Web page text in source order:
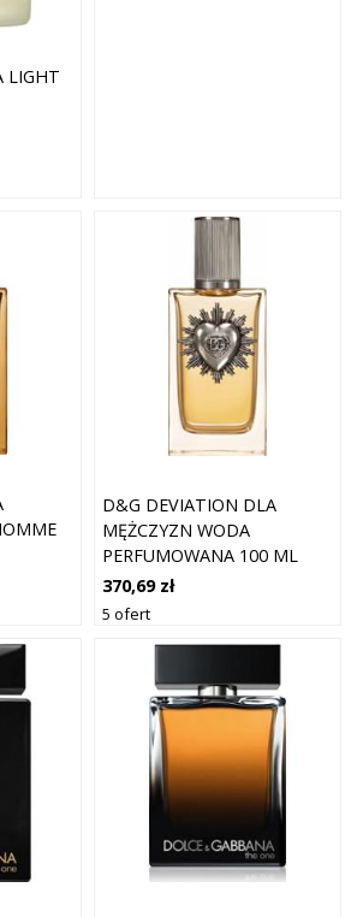
LIGHT
D&G DEVIATION DLA
MĘŻCZYZN WODA
PERFUMOWANA 100 ML
370,69 zł
5 ofert